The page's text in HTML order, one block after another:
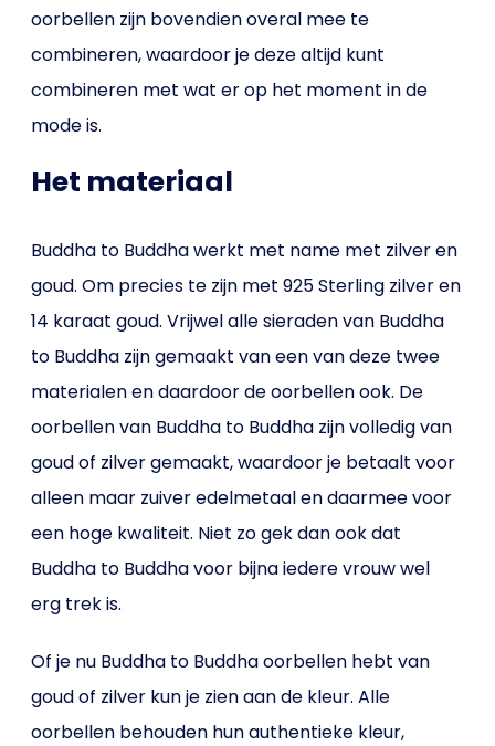
oorbellen zijn bovendien overal mee te
combineren, waardoor je deze altijd kunt
combineren met wat er op het moment in de
mode is.
Het materiaal
Buddha to Buddha werkt met name met zilver en
goud. Om precies te zijn met 925 Sterling zilver en
14 karaat goud. Vrijwel alle sieraden van Buddha
to Buddha zijn gemaakt van een van deze twee
materialen en daardoor de oorbellen ook. De
oorbellen van Buddha to Buddha zijn volledig van
goud of zilver gemaakt, waardoor je betaalt voor
alleen maar zuiver edelmetaal en daarmee voor
een hoge kwaliteit. Niet zo gek dan ook dat
Buddha to Buddha voor bijna iedere vrouw wel
erg trek is.
Of je nu Buddha to Buddha oorbellen hebt van
goud of zilver kun je zien aan de kleur. Alle
oorbellen behouden hun authentieke kleur,